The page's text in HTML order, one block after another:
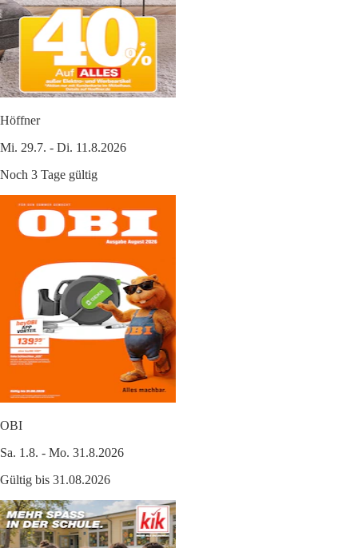
Höffner
Mi. 29.7. - Di. 11.8.2026
Noch 3 Tage gültig
OBI
Sa. 1.8. - Mo. 31.8.2026
Gültig bis 31.08.2026